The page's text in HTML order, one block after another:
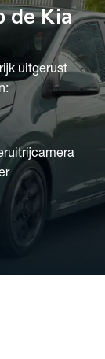
de Kia
uitgerust